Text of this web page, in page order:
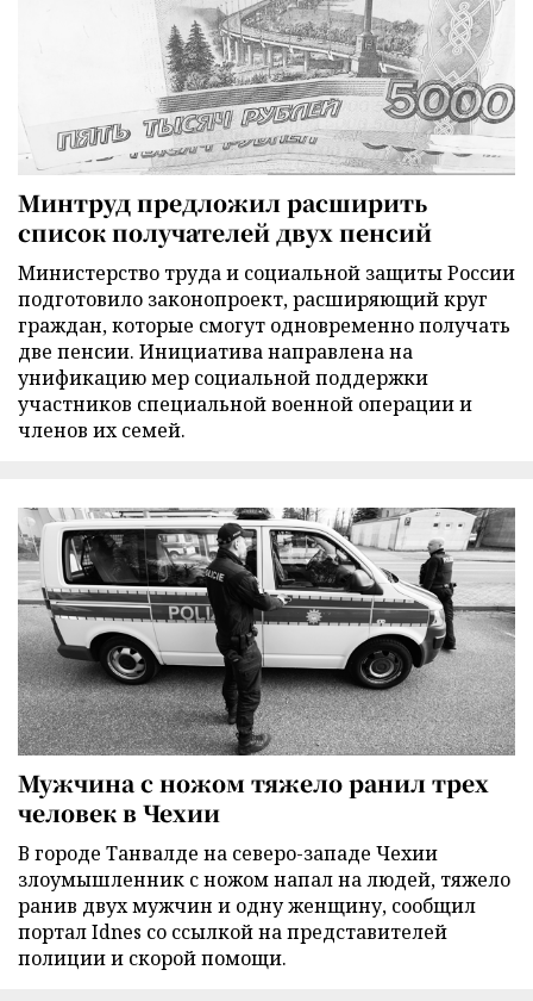
Минтруд предложил расширить
список получателей двух пенсий
Министерство труда и социальной защиты России
подготовило законопроект, расширяющий круг
граждан, которые смогут одновременно получать
две пенсии. Инициатива направлена на
унификацию мер социальной поддержки
участников специальной военной операции и
членов их семей.
Мужчина с ножом тяжело ранил трех
человек в Чехии
В городе Танвалде на северо-западе Чехии
злоумышленник с ножом напал на людей, тяжело
ранив двух мужчин и одну женщину, сообщил
портал Idnes со ссылкой на представителей
полиции и скорой помощи.